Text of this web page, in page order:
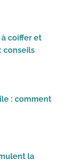
coiffer et
conseils
: comment
la